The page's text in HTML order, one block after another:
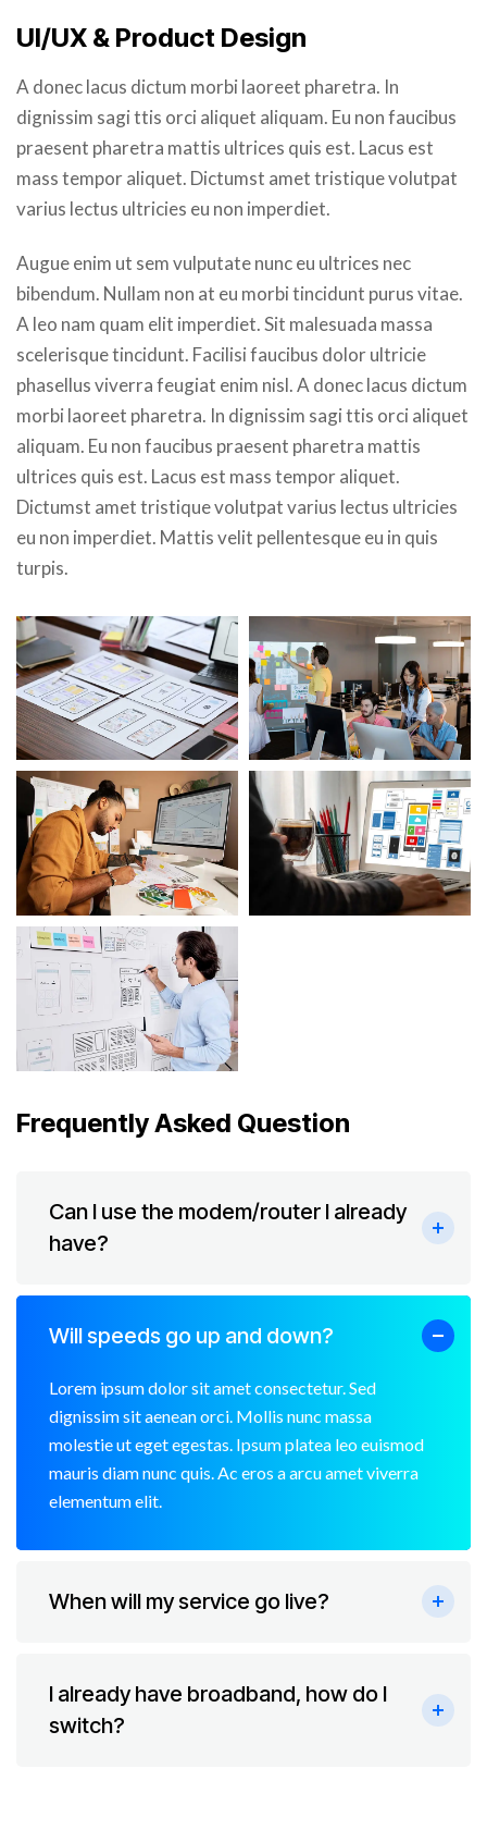
UI/UX & Product Design
A donec lacus dictum morbi laoreet pharetra. In
dignissim sagi ttis orci aliquet aliquam. Eu non faucibus
praesent pharetra mattis ultrices quis est. Lacus est
mass tempor aliquet. Dictumst amet tristique volutpat
varius lectus ultricies eu non imperdiet.
Augue enim ut sem vulputate nunc eu ultrices nec
bibendum. Nullam non at eu morbi tincidunt purus vitae.
A leo nam quam elit imperdiet. Sit malesuada massa
scelerisque tincidunt. Facilisi faucibus dolor ultricie
phasellus viverra feugiat enim nisl. A donec lacus dictum
morbi laoreet pharetra. In dignissim sagi ttis orci aliquet
aliquam. Eu non faucibus praesent pharetra mattis
ultrices quis est. Lacus est mass tempor aliquet.
Dictumst amet tristique volutpat varius lectus ultricies
eu non imperdiet. Mattis velit pellentesque eu in quis
turpis.
Frequently Asked Question
Can I use the modem/router I already
have?
Will speeds go up and down?
Lorem ipsum dolor sit amet consectetur. Sed
dignissim sit aenean orci. Mollis nunc massa
molestie ut eget egestas. Ipsum platea leo euismod
mauris diam nunc quis. Ac eros a arcu amet viverra
elementum elit.
When will my service go live?
I already have broadband, how do I
switch?